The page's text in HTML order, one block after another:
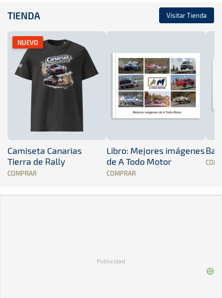
TIENDA Visitar Tienda
NUEVO
Camiseta Canarias
Tierra de Rally
COMPRAR
Libro: Mejores imágenes
de A Todo Motor
COMPRAR
Publicidad